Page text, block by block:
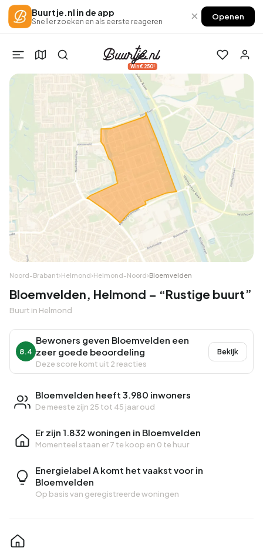
Buurtje.nl in de app
Sneller zoeken en als eerste reageren × Openen
Win €250!
Noord-Brabant›Helmond›Helmond-Noord›Bloemvelden
Bloemvelden, Helmond – “Rustige buurt”
Buurt in Helmond
8.4
Bewoners geven Bloemvelden een
zeer goede beoordeling
Deze score komt uit 2 reacties
Bekijk
Bloemvelden heeft 3.980 inwoners
De meeste zijn 25 tot 45 jaar oud
Er zijn 1.832 woningen in Bloemvelden
Momenteel staan er7 te koop en 0 te huur
Energielabel A komt het vaakst voor in
Bloemvelden
Op basis van geregistreerde woningen